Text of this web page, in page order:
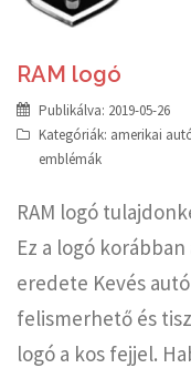
RAM logó
Publikálva: 2019-05-26
Kategóriák: amerikai
emblémák
RAM logó
Ez a logó
eredete Kevés
felismerhető és
logó a kos fejjel.